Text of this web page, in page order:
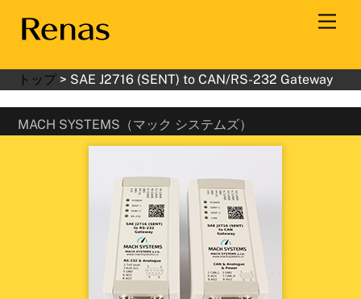
トップ > SAE J2716 (SENT) to CAN/RS-232 Gateway
MACH SYSTEMS（マック システムズ）